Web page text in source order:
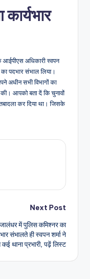
अधिकारी स्वपन
पदभार संभाल लिया।
अधीन सभी विभागों का
आपको बता दें कि चुनावों
कर दिया था। जिसके
Next Post
जालंधर में पुलिस कमिश्नर का
संभालते ही स्वपन शर्मा ने
थाना प्रभारी, पढ़ें लिस्ट